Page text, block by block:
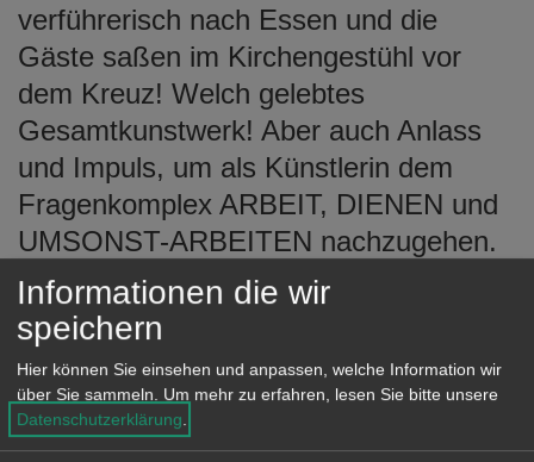
verführerisch nach Essen und die
Gäste saßen im Kirchengestühl vor
dem Kreuz! Welch gelebtes
Gesamtkunstwerk! Aber auch Anlass
und Impuls, um als Künstlerin dem
Fragenkomplex ARBEIT, DIENEN und
UMSONST-ARBEITEN nachzugehen.
Hieraus entstanden verschiedene
Projekte. 2007 brachte Martina Ebel die
Gäste mit ihrer Rikscha-Aktion
kostenlos zur Vesperkirche.
In den nächsten Jahre folgten
Informationen die wir
speichern
Hier können Sie einsehen und anpassen, welche Information wir
über Sie sammeln. Um mehr zu erfahren, lesen Sie bitte unsere
Datenschutzerklärung.